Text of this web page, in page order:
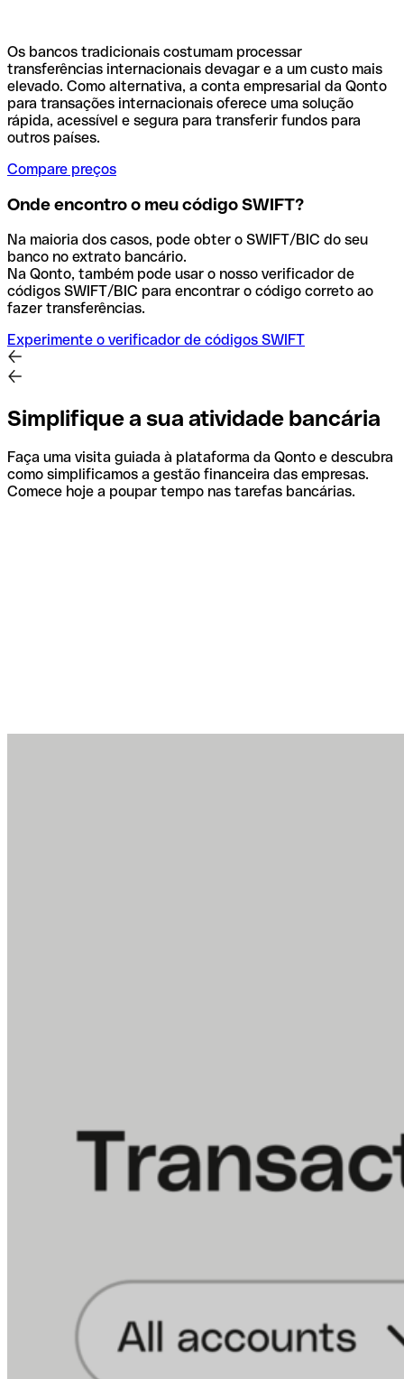
Os bancos tradicionais costumam processar
transferências internacionais devagar e a um custo mais
elevado. Como alternativa, a conta empresarial da Qonto
para transações internacionais oferece uma solução
rápida, acessível e segura para transferir fundos para
outros países.
Compare preços
Onde encontro o meu código SWIFT?
Na maioria dos casos, pode obter o SWIFT/BIC do seu
banco no extrato bancário.
Na Qonto, também pode usar o nosso verificador de
códigos SWIFT/BIC para encontrar o código correto ao
fazer transferências.
Experimente o verificador de códigos SWIFT
Simplifique a sua atividade bancária
Faça uma visita guiada à plataforma da Qonto e descubra
como simplificamos a gestão financeira das empresas.
Comece hoje a poupar tempo nas tarefas bancárias.